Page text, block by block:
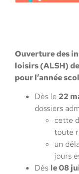
Ouverture des
loisirs (ALSH)
pour l’année
Dès le 22
dossiers
cette
toute
un
jours
Dès le 08